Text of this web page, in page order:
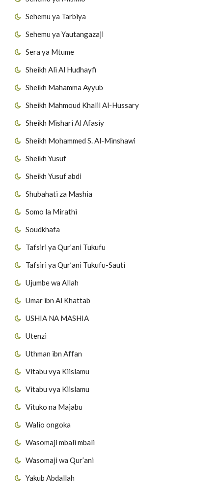
Sehemu ya Tarbiya
Sehemu ya Yautangazaji
Sera ya Mtume
Sheikh Ali Al Hudhayfi
Sheikh Mahamma Ayyub
Sheikh Mahmoud Khalil Al-Hussary
Sheikh Mishari Al Afasiy
Sheikh Mohammed S. Al-Minshawi
Sheikh Yusuf
Sheikh Yusuf abdi
Shubahati za Mashia
Somo la Mirathi
Soudkhafa
Tafsiri ya Qur’ani Tukufu
Tafsiri ya Qur’ani Tukufu-Sauti
Ujumbe wa Allah
Umar ibn Al Khattab
USHIA NA MASHIA
Utenzi
Uthman ibn Affan
Vitabu vya Kiislamu
Vitabu vya Kiislamu
Vituko na Majabu
Walio ongoka
Wasomaji mbali mbali
Wasomaji wa Qur’ani
Yakub Abdallah